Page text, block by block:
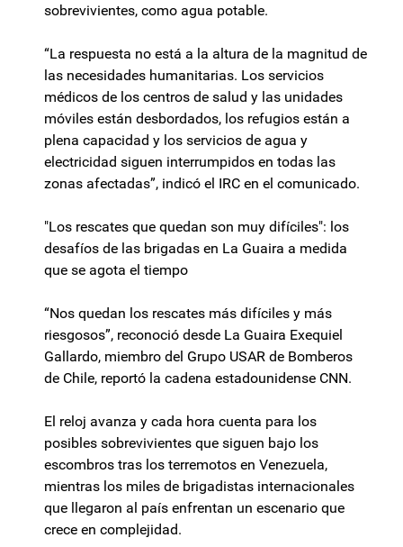
sobrevivientes, como agua potable.
“La respuesta no está a la altura de la magnitud de
las necesidades humanitarias. Los servicios
médicos de los centros de salud y las unidades
móviles están desbordados, los refugios están a
plena capacidad y los servicios de agua y
electricidad siguen interrumpidos en todas las
zonas afectadas”, indicó el IRC en el comunicado.
"Los rescates que quedan son muy difíciles": los
desafíos de las brigadas en La Guaira a medida
que se agota el tiempo
“Nos quedan los rescates más difíciles y más
riesgosos”, reconoció desde La Guaira Exequiel
Gallardo, miembro del Grupo USAR de Bomberos
de Chile, reportó la cadena estadounidense CNN.
El reloj avanza y cada hora cuenta para los
posibles sobrevivientes que siguen bajo los
escombros tras los terremotos en Venezuela,
mientras los miles de brigadistas internacionales
que llegaron al país enfrentan un escenario que
crece en complejidad.